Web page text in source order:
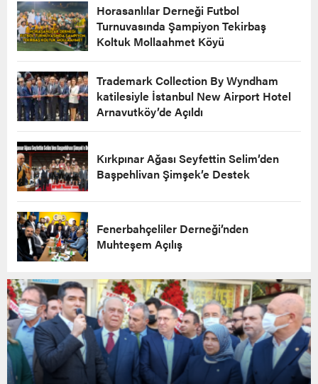
Horasanlılar Derneği Futbol
Turnuvasında Şampiyon Tekirbaş
Koltuk Mollaahmet Köyü
Trademark Collection By Wyndham
katilesiyle İstanbul New Airport Hotel
Arnavutköy’de Açıldı
Kırkpınar Ağası Seyfettin Selim’den
Başpehlivan Şimşek’e Destek
Fenerbahçeliler Derneği’nden
Muhteşem Açılış